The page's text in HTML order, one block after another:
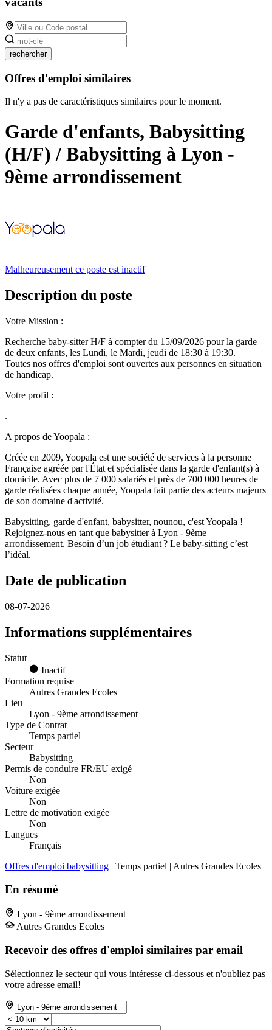
rechercher
Offres d'emploi similaires
Il n'y a pas de caractéristiques similaires pour le moment.
Garde d'enfants, Babysitting
(H/F) / Babysitting à Lyon -
9ème arrondissement
Malheureusement ce poste est inactif
Description du poste
Votre Mission :
Recherche baby-sitter H/F à compter du 15/09/2026 pour la garde
de deux enfants, les Lundi, le Mardi, jeudi de 18:30 à 19:30.
Toutes nos offres d'emploi sont ouvertes aux personnes en situation
de handicap.
Votre profil :
.
A propos de Yoopala :
Créée en 2009, Yoopala est une société de services à la personne
Française agréée par l'État et spécialisée dans la garde d'enfant(s) à
domicile. Avec plus de 7 000 salariés et près de 700 000 heures de
garde réalisées chaque année, Yoopala fait partie des acteurs majeurs
de son domaine d'activité.
Babysitting, garde d'enfant, babysitter, nounou, c'est Yoopala !
Rejoignez-nous en tant que babysitter à Lyon - 9ème
arrondissement. Besoin d’un job étudiant ? Le baby-sitting c’est
l’idéal.
Date de publication
08-07-2026
Informations supplémentaires
Statut
Inactif
Formation requise
Autres Grandes Ecoles
Lieu
Lyon - 9ème arrondissement
Type de Contrat
Temps partiel
Secteur
Babysitting
Permis de conduire FR/EU exigé
Non
Voiture exigée
Non
Lettre de motivation exigée
Non
Langues
Français
Offres d'emploi babysitting | Temps partiel | Autres Grandes Ecoles
En résumé
Lyon - 9ème arrondissement
Autres Grandes Ecoles
Recevoir des offres d'emploi similaires par email
Sélectionnez le secteur qui vous intéresse ci-dessous et n'oubliez pas
votre adresse email!